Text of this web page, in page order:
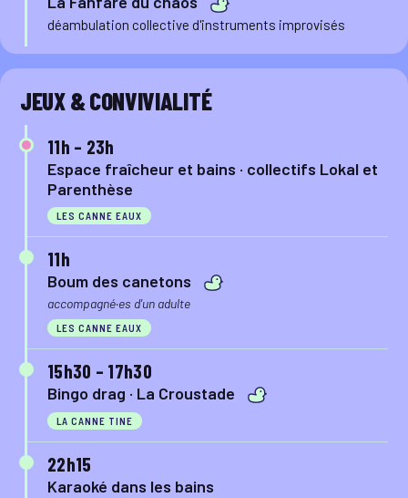
déambulation collective d'instruments improvisés
JEUX & CONVIVIALITÉ
11h – 23h
Espace fraîcheur et bains · collectifs Lokal et
Parenthèse
LES CANNE EAUX
11h
Boum des canetons
accompagné·es d'un adulte
LES CANNE EAUX
15h30 – 17h30
Bingo drag · La Croustade
LA CANNE TINE
22h15
Karaoké dans les bains